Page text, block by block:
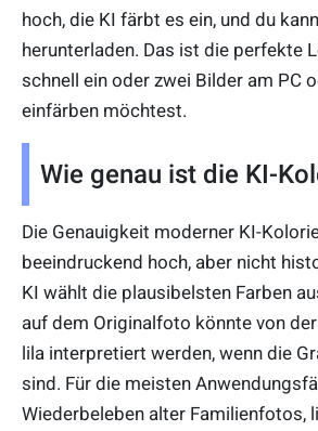
hoch, die KI färbt es ein, und du
herunterladen. Das ist die perfekte
schnell ein oder zwei Bilder am PC
einfärben möchtest.
Wie genau ist die KI-
Die Genauigkeit moderner KI-
beeindruckend hoch, aber nicht
KI wählt die plausibelsten Farben
auf dem Originalfoto könnte von
lila interpretiert werden, wenn die
sind. Für die meisten
Wiederbeleben alter Familienfotos,